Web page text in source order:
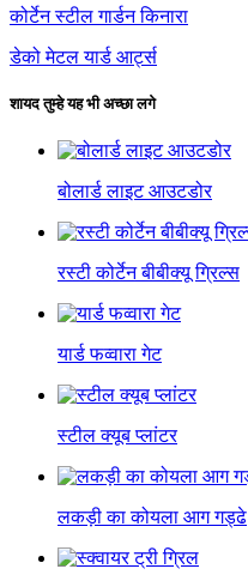
कोर्टेन स्टील गार्डन किनारा
डेको मेटल यार्ड आर्ट्स
शायद तुम्हे यह भी अच्छा लगे
बोलार्ड लाइट आउटडोर
रस्टी कोर्टेन बीबीक्यू ग्रिल्स
यार्ड फव्वारा गेट
स्टील क्यूब प्लांटर
लकड़ी का कोयला आग गड्ढे